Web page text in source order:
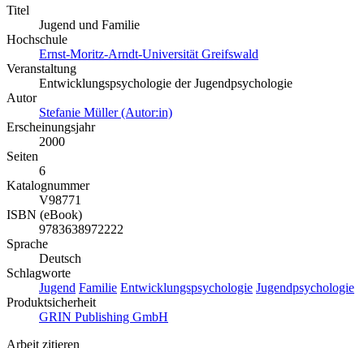
Titel
Jugend und Familie
Hochschule
Ernst-Moritz-Arndt-Universität Greifswald
Veranstaltung
Entwicklungspsychologie der Jugendpsychologie
Autor
Stefanie Müller (Autor:in)
Erscheinungsjahr
2000
Seiten
6
Katalognummer
V98771
ISBN (eBook)
9783638972222
Sprache
Deutsch
Schlagworte
Jugend Familie Entwicklungspsychologie Jugendpsychologie
Produktsicherheit
GRIN Publishing GmbH
Arbeit zitieren